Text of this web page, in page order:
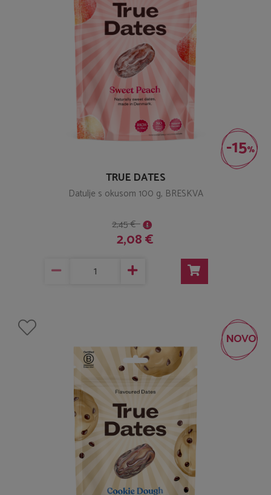
-15%
TRUE DATES
Datulje s okusom 100 g, BRESKVA
2,45 €
2,08 €
NOVO